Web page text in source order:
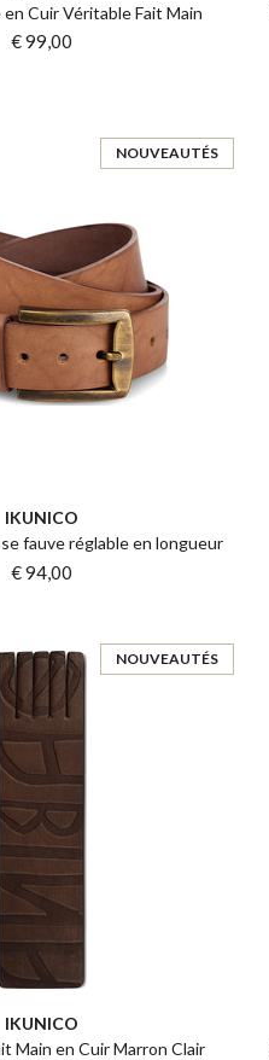
Cuir Véritable Fait Main
€ 99,00
NOUVEAUTÉS
IKUNICO
fauve réglable en longueur
€ 94,00
NOUVEAUTÉS
IKUNICO
Main en Cuir Marron Clair